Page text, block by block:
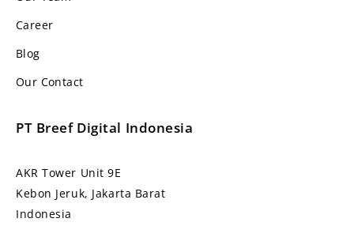
Career
Blog
Our Contact
PT Breef Digital Indonesia
AKR Tower Unit 9E
Kebon Jeruk, Jakarta Barat
Indonesia